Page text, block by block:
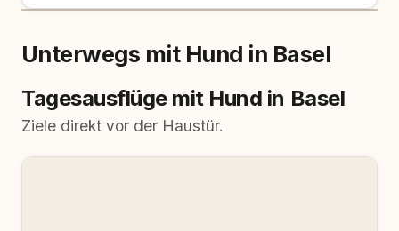
Unterwegs mit Hund in Basel
Tagesausflüge mit Hund in Basel
Ziele direkt vor der Haustür.